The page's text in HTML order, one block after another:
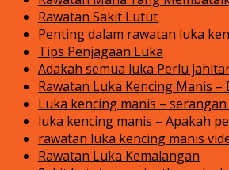
Rawatan Sakit Lutut
Penting dalam rawatan luka
Tips Penjagaan Luka
Adakah semua luka Perlu
Rawatan Luka Kencing Manis
Luka kencing manis –
luka kencing manis – Apakah
rawatan luka kencing manis
Rawatan Luka Kemalangan